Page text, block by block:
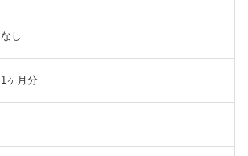
なし
1ヶ月分
-